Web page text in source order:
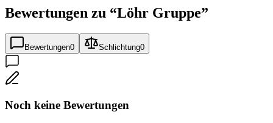
Bewertungen zu “Löhr Gruppe”
Bewertungen0 Schlichtung0
Noch keine Bewertungen